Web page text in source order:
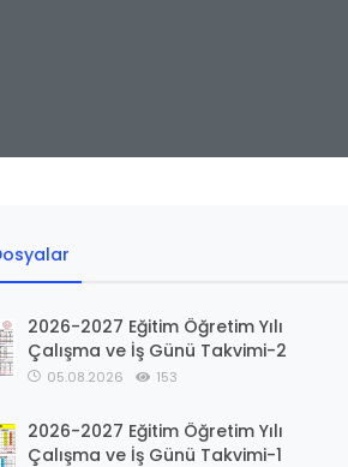
2026-2027 Eğitim Öğretim Yılı
Çalışma ve İş Günü Takvimi-2
05.08.2026 153
2026-2027 Eğitim Öğretim Yılı
Çalışma ve İş Günü Takvimi-1